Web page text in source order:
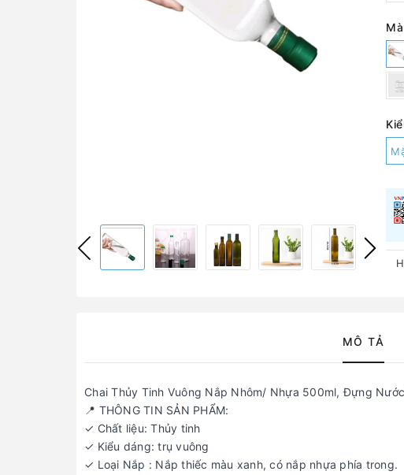
MÔ TẢ
Chai Thủy Tinh Vuông Nắp Nhôm/ Nhựa 500ml, Đựng
📍 THÔNG TIN SẢN PHẨM:
✓ Chất liệu: Thủy tinh
✓ Kiểu dáng: trụ vuông
✓ Loại Nắp : Nắp thiếc màu xanh, có nắp nhựa phía trong.